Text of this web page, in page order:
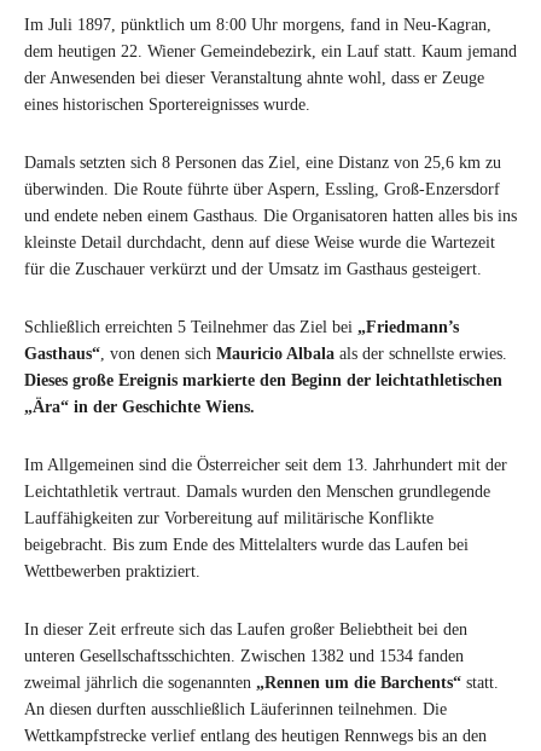
Im Juli 1897, pünktlich um 8:00 Uhr morgens, fand in Neu-Kagran,
dem heutigen 22. Wiener Gemeindebezirk, ein Lauf statt. Kaum jemand
der Anwesenden bei dieser Veranstaltung ahnte wohl, dass er Zeuge
eines historischen Sportereignisses wurde.
Damals setzten sich 8 Personen das Ziel, eine Distanz von 25,6 km zu
überwinden. Die Route führte über Aspern, Essling, Groß-Enzersdorf
und endete neben einem Gasthaus. Die Organisatoren hatten alles bis ins
kleinste Detail durchdacht, denn auf diese Weise wurde die Wartezeit
für die Zuschauer verkürzt und der Umsatz im Gasthaus gesteigert.
Schließlich erreichten 5 Teilnehmer das Ziel bei „Friedmann’s
Gasthaus“ , von denen sich Mauricio Albala als der schnellste erwies.
Dieses große Ereignis markierte den Beginn der leichtathletischen
„Ära“ in der Geschichte Wiens.
Im Allgemeinen sind die Österreicher seit dem 13. Jahrhundert mit der
Leichtathletik vertraut. Damals wurden den Menschen grundlegende
Lauffähigkeiten zur Vorbereitung auf militärische Konflikte
beigebracht. Bis zum Ende des Mittelalters wurde das Laufen bei
Wettbewerben praktiziert.
In dieser Zeit erfreute sich das Laufen großer Beliebtheit bei den
unteren Gesellschaftsschichten. Zwischen 1382 und 1534 fanden
zweimal jährlich die sogenannten „Rennen um die Barchents“ statt.
An diesen durften ausschließlich Läuferinnen teilnehmen. Die
Wettkampfstrecke verlief entlang des heutigen Rennwegs bis an den